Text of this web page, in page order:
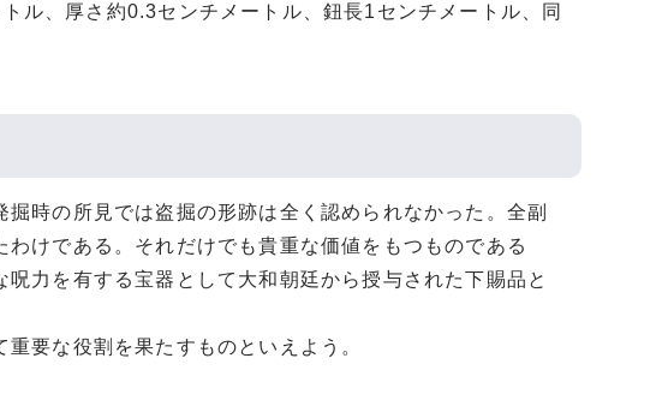
ル、厚さ約0.3センチメートル、鈕長1センチメートル、同
時の所見では盗掘の形跡は全く認められなかった。全副
けである。それだけでも貴重な価値をもつものである
力を有する宝器として大和朝廷から授与された下賜品と
要な役割を果たすものといえよう。